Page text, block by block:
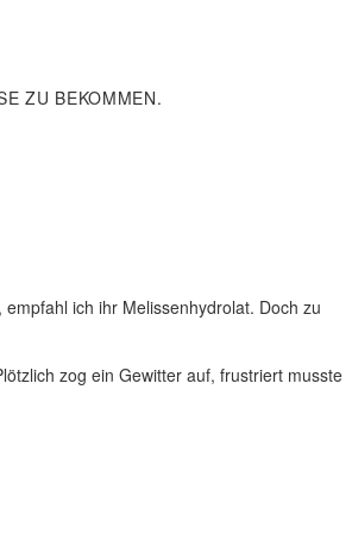
ZU BEKOMMEN.
ich ihr Melissenhydrolat. Doch zu
zog ein Gewitter auf, frustriert musste